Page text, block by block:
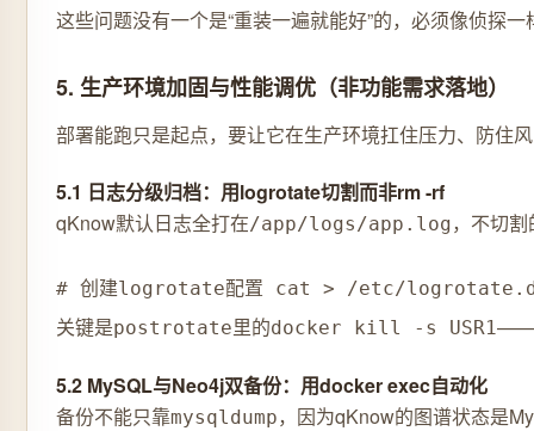
这些问题没有一个是“重装一遍就能好”的，必须像侦探
5. 生产环境加固与性能调优（非功能需求落地）
部署能跑只是起点，要让它在生产环境扛住压力、防住
5.1 日志分级归档：用logrotate切割而非rm -rf
qKnow默认日志全打在/app/logs/app.log，不切
# 创建logrotate配置 cat > /etc/
关键是postrotate里的docker kill -s USR1——
5.2 MySQL与Neo4j双备份：用docker exec自动化
备份不能只靠mysqldump，因为qKnow的图谱状态是